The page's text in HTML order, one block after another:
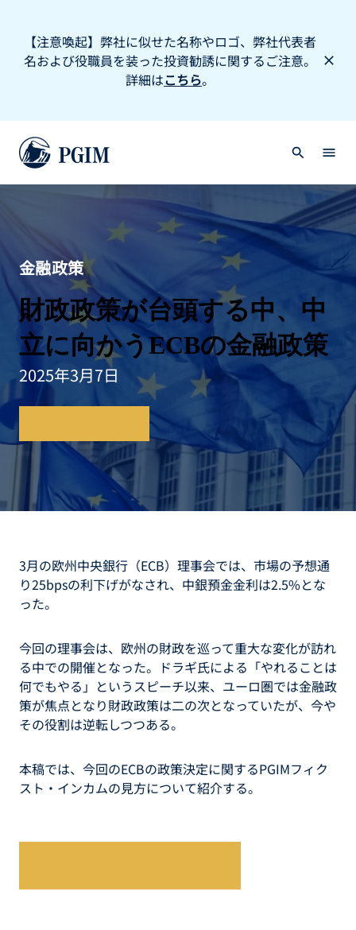
【注意喚起】弊社に似せた名称やロゴ、弊社代表者
名および役職員を装った投資勧誘に関するご注意。
詳細はこちら。
金融政策
財政政策が台頭する中、中
立に向かうECBの金融政策
2025年3月7日
3月の欧州中央銀行（ECB）理事会では、市場の予想通
り25bpsの利下げがなされ、中銀預金金利は2.5%とな
った。
今回の理事会は、欧州の財政を巡って重大な変化が訪れ
る中での開催となった。ドラギ氏による「やれることは
何でもやる」というスピーチ以来、ユーロ圏では金融政
策が焦点となり財政政策は二の次となっていたが、今や
その役割は逆転しつつある。
本稿では、今回のECBの政策決定に関するPGIMフィク
スト・インカムの見方について紹介する。